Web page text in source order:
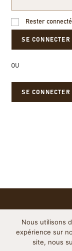
Rester connecté
OU
SE CONNECTER
Nous utilisons
expérience sur
site, nous